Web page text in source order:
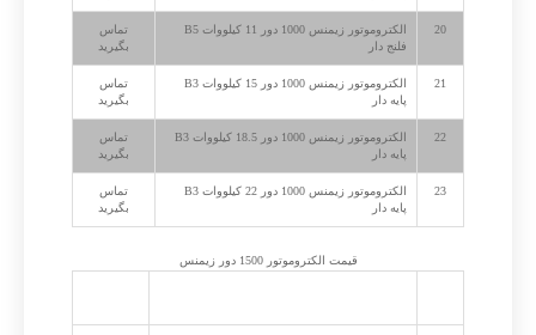
20
الکتروموتور زیمنس 1000 دور 11 کیلووات B5
فلنج دار
تماس
بگیرید
21
الکتروموتور زیمنس 1000 دور 15 کیلووات B3
پایه دار
تماس
بگیرید
22
الکتروموتور زیمنس 1000 دور 18.5 کیلووات B3
پایه دار
تماس
بگیرید
23
الکتروموتور زیمنس 1000 دور 22 کیلووات B3
پایه دار
تماس
بگیرید
قیمت الکتروموتور 1500 دور زیمنس